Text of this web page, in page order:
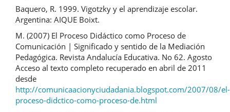
Baquero, R. 1999. Vigotzky y el aprendizaje escolar.
Argentina: AIQUE Boixt.
M. (2007) El Proceso Didáctico como Proceso de
Comunicación | Significado y sentido de la Mediación
Pedagógica. Revista Andalucía Educativa. No 62. Agosto
Acceso al texto completo recuperado en abril de 2011
desde
http://comunicaacionyciudadania.blogspot.com/2007/08/el-
proceso-didctico-como-proceso-de.html